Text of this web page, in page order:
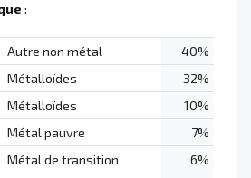
:
Autre non métal
40%
Métalloïdes
32%
Métalloïdes
10%
Métal pauvre
7%
Métal de transition
6%